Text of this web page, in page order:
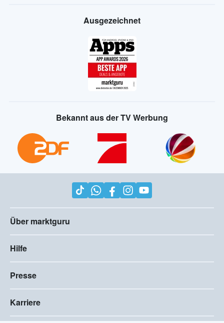
Ausgezeichnet
Bekannt aus der TV Werbung
Über marktguru
Hilfe
Presse
Karriere